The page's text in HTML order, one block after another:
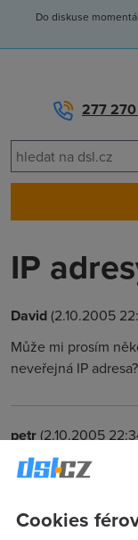
Do diskuse
277
IP
David(2.10.2005
Může mi prosím
neveřejná IP
petr(2.10.2005
pevna je když si ji
začmáraná penvá :-)
Cookies